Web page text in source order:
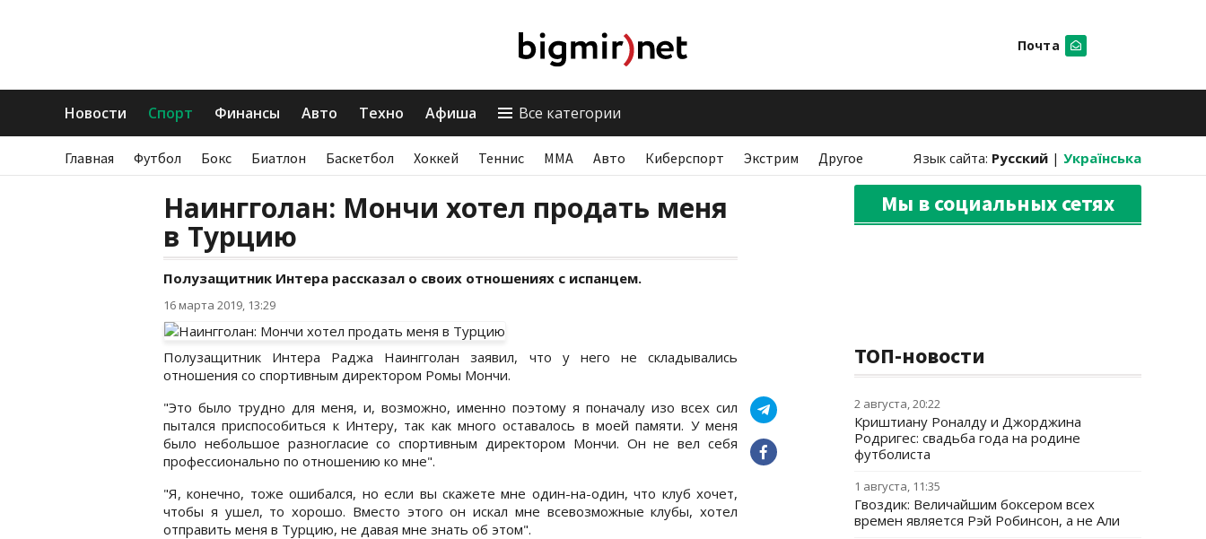
Почта
Новости Спорт Финансы Авто Техно Афиша Все категории
Главная Футбол Бокс Биатлон Баскетбол Хоккей Теннис ММА Авто Киберспорт Экстрим Другое Язык сайта: Русский | Українська
Наингголан: Мончи хотел продать меня
в Турцию
Полузащитник Интера рассказал о своих отношениях с испанцем.
16 марта 2019, 13:29
Полузащитник Интера Раджа Наингголан заявил, что у него не складывались
отношения со спортивным директором Ромы Мончи.
"Это было трудно для меня, и, возможно, именно поэтому я поначалу изо всех сил
пытался приспособиться к Интеру, так как много оставалось в моей памяти. У меня
было небольшое разногласие со спортивным директором Мончи. Он не вел себя
профессионально по отношению ко мне".
"Я, конечно, тоже ошибался, но если вы скажете мне один-на-один, что клуб хочет,
чтобы я ушел, то хорошо. Вместо этого он искал мне всевозможные клубы, хотел
отправить меня в Турцию, не давая мне знать об этом".
Мы в социальных сетях
ТОП-новости
2 августа, 20:22
Криштиану Роналду и Джорджина
Родригес: свадьба года на родине
футболиста
1 августа, 11:35
Гвоздик: Величайшим боксером всех
времен является Рэй Робинсон, а не Али